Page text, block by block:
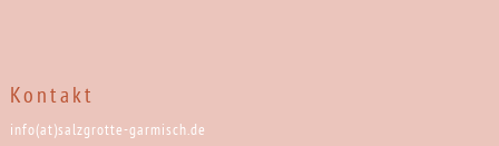
Kontakt
info(at)salzgrotte-garmisch.de